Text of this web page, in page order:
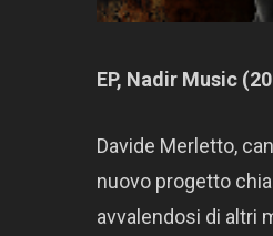
EP, Nadir Music
Davide Merletto,
nuovo progetto
avvalendosi di altri